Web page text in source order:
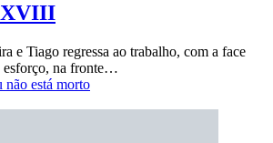
XVIII
e Tiago regressa ao trabalho, com a face
esforço, na fronte…
não está morto